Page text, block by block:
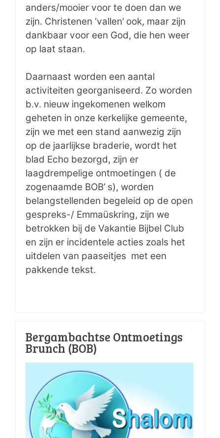
anders/mooier voor te doen dan we
zijn. Christenen ‘vallen’ ook, maar zijn
dankbaar voor een God, die hen weer
op laat staan.
Daarnaast worden een aantal
activiteiten georganiseerd. Zo worden
b.v. nieuw ingekomenen welkom
geheten in onze kerkelijke gemeente,
zijn we met een stand aanwezig zijn
op de jaarlijkse braderie, wordt het
blad Echo bezorgd, zijn er
laagdrempelige ontmoetingen ( de
zogenaamde BOB’ s), worden
belangstellenden begeleid op de open
gespreks-/ Emmaüskring, zijn we
betrokken bij de Vakantie Bijbel Club
en zijn er incidentele acties zoals het
uitdelen van paaseitjes met een
pakkende tekst.
Bergambachtse Ontmoetings
Brunch (BOB)